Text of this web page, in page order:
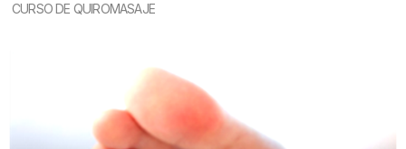
CURSO DE QUIROMASAJE